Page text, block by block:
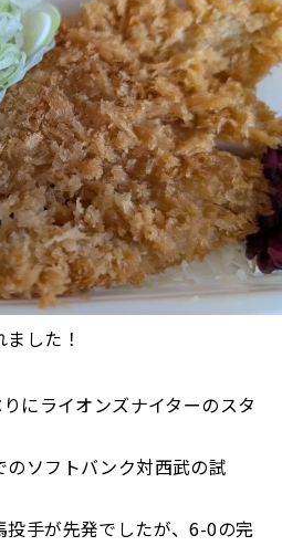
した！
にライオンズナイターのスタ
ソフトバンク対西武の試
投手が先発でしたが、6-0の完